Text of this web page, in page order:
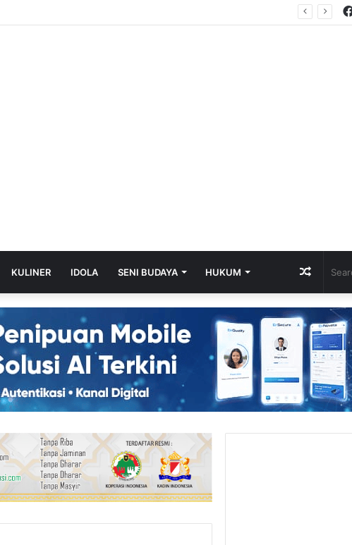
rapides, Cash Out instantané, et Jeu en courtes sessions
KULINER IDOLA SENI BUDAYA HUKUM
Article